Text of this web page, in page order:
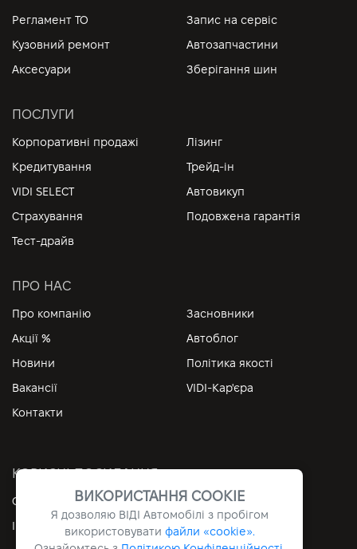
Регламент ТО
Запис на сервіс
Кузовний ремонт
Автозапчастини
Аксесуари
Зберігання шин
ПОСЛУГИ
Корпоративні продажі
Лізинг
Кредитування
Трейд-ін
VIDI SELECT
Автовикуп
Страхування
Подовжена гарантія
Тест-драйв
ПРО НАС
Про компанію
Засновники
Акції %
Автоблог
Новини
Політика якості
Вакансії
VIDI-Кар'єра
Контакти
КОРИСНІ ПОСИЛАННЯ
Особистий кабінет
Контакти
Інформація
ВИКОРИСТАННЯ COOKIE
Я дозволяю ВІДІ Автомобілі з пробігом
використовувати файли «cookie».